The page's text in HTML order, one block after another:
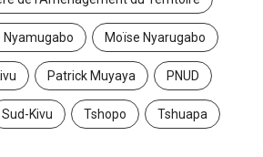
Nyamugabo Moïse Nyarugabo
Patrick Muyaya PNUD
Sud-Kivu Tshopo Tshuapa